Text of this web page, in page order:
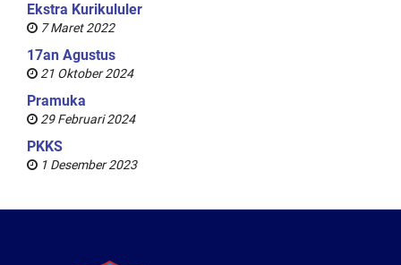
Ekstra Kurikululer
7 Maret 2022
17an Agustus
21 Oktober 2024
Pramuka
29 Februari 2024
PKKS
1 Desember 2023